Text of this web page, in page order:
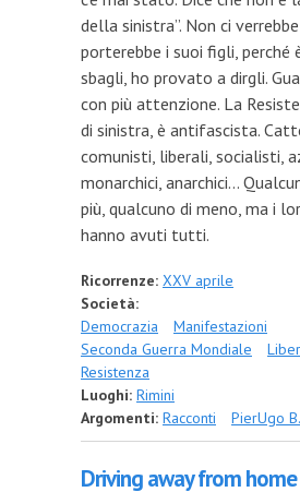
della sinistra”. Non ci
porterebbe i suoi figli, perché
sbagli, ho provato a dirgli.
con più attenzione. La
di sinistra, è antifascista.
comunisti, liberali, socialisti,
monarchici, anarchici...
più, qualcuno di meno, ma i
hanno avuti tutti.
Ricorrenze: XXV aprile
Società:
Democrazia
Manifestazioni
Seconda Guerra Mondiale
Resistenza
Luoghi: Rimini
Argomenti: Racconti PierUgo B.
Driving away from home